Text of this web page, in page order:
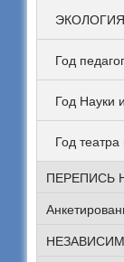
Год
Год Науки
Год
ПЕРЕПИСЬ